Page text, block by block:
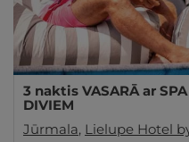
3 naktis VASARĀ ar
DIVIEM
Jūrmala, Lielupe Hotel